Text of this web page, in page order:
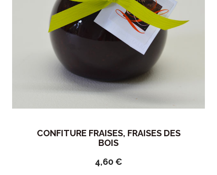
CONFITURE FRAISES, FRAISES DES
BOIS
4,60€